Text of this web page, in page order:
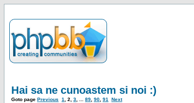
Hai sa ne cunoastem si noi :)
Goto page Previous 1 2 3 89 90 91 Next